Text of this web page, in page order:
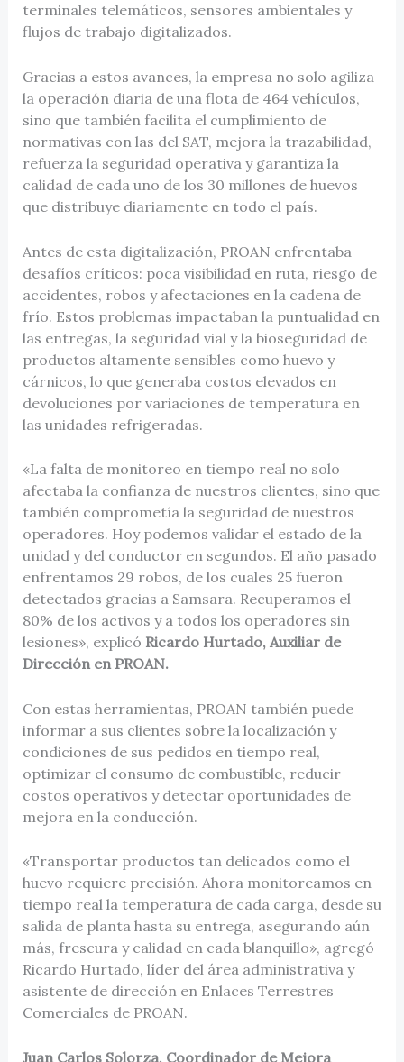
terminales telemáticos, sensores ambientales y
flujos de trabajo digitalizados.
Gracias a estos avances, la empresa no solo agiliza
la operación diaria de una flota de 464 vehículos,
sino que también facilita el cumplimiento de
normativas con las del SAT, mejora la trazabilidad,
refuerza la seguridad operativa y garantiza la
calidad de cada uno de los 30 millones de huevos
que distribuye diariamente en todo el país.
Antes de esta digitalización, PROAN enfrentaba
desafíos críticos: poca visibilidad en ruta, riesgo de
accidentes, robos y afectaciones en la cadena de
frío. Estos problemas impactaban la puntualidad en
las entregas, la seguridad vial y la bioseguridad de
productos altamente sensibles como huevo y
cárnicos, lo que generaba costos elevados en
devoluciones por variaciones de temperatura en
las unidades refrigeradas.
«La falta de monitoreo en tiempo real no solo
afectaba la confianza de nuestros clientes, sino que
también comprometía la seguridad de nuestros
operadores. Hoy podemos validar el estado de la
unidad y del conductor en segundos. El año pasado
enfrentamos 29 robos, de los cuales 25 fueron
detectados gracias a Samsara. Recuperamos el
80% de los activos y a todos los operadores sin
lesiones», explicó Ricardo Hurtado, Auxiliar de
Dirección en PROAN.
Con estas herramientas, PROAN también puede
informar a sus clientes sobre la localización y
condiciones de sus pedidos en tiempo real,
optimizar el consumo de combustible, reducir
costos operativos y detectar oportunidades de
mejora en la conducción.
«Transportar productos tan delicados como el
huevo requiere precisión. Ahora monitoreamos en
tiempo real la temperatura de cada carga, desde su
salida de planta hasta su entrega, asegurando aún
más, frescura y calidad en cada blanquillo», agregó
Ricardo Hurtado, líder del área administrativa y
asistente de dirección en Enlaces Terrestres
Comerciales de PROAN.
Juan Carlos Solorza, Coordinador de Mejora